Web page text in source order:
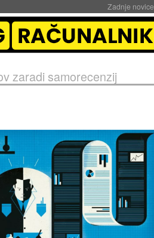
Zadnje novice
zaradi samorecenzij